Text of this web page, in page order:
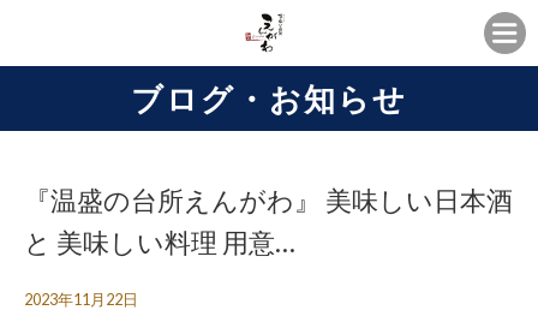
ブログ・お知らせ
『温盛の台所えんがわ』 美味しい日本酒
と 美味しい料理 用意…
2023年11月22日